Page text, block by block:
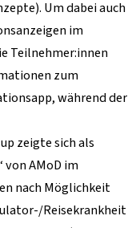
Um dabei auch
im
Teilnehmer:innen
zum
während der
zeigte sich als
AMoD im
nach Möglichkeit
Reisekrankheit